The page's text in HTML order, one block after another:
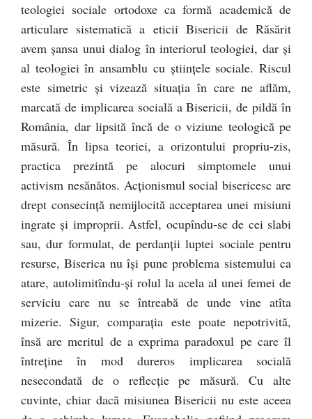
teologiei sociale ortodoxe ca formă academică de
articulare sistematică a eticii Bisericii de Răsărit
avem şansa unui dialog în interiorul teologiei, dar şi
al teologiei în ansamblu cu ştiinţele sociale. Riscul
este simetric şi vizează situaţia în care ne aflăm,
marcată de implicarea socială a Bisericii, de pildă în
România, dar lipsită încă de o viziune teologică pe
măsură. În lipsa teoriei, a orizontului propriu-zis,
practica prezintă pe alocuri simptomele unui
activism nesănătos. Acţionismul social bisericesc are
drept consecinţă nemijlocită acceptarea unei misiuni
ingrate şi improprii. Astfel, ocupîndu-se de cei slabi
sau, dur formulat, de perdanţii luptei sociale pentru
resurse, Biserica nu îşi pune problema sistemului ca
atare, autolimitîndu-şi rolul la acela al unei femei de
serviciu care nu se întreabă de unde vine atîta
mizerie. Sigur, comparaţia este poate nepotrivită,
însă are meritul de a exprima paradoxul pe care îl
întreţine în mod dureros implicarea socială
nesecondată de o reflecţie pe măsură. Cu alte
cuvinte, chiar dacă misiunea Bisericii nu este aceea